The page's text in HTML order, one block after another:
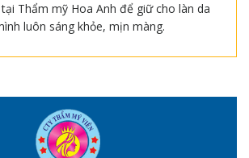
Thẩm mỹ Hoa Anh để giữ cho làn da
luôn sáng khỏe, mịn màng.